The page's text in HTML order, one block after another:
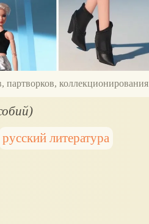
коллекционирования
русский литература